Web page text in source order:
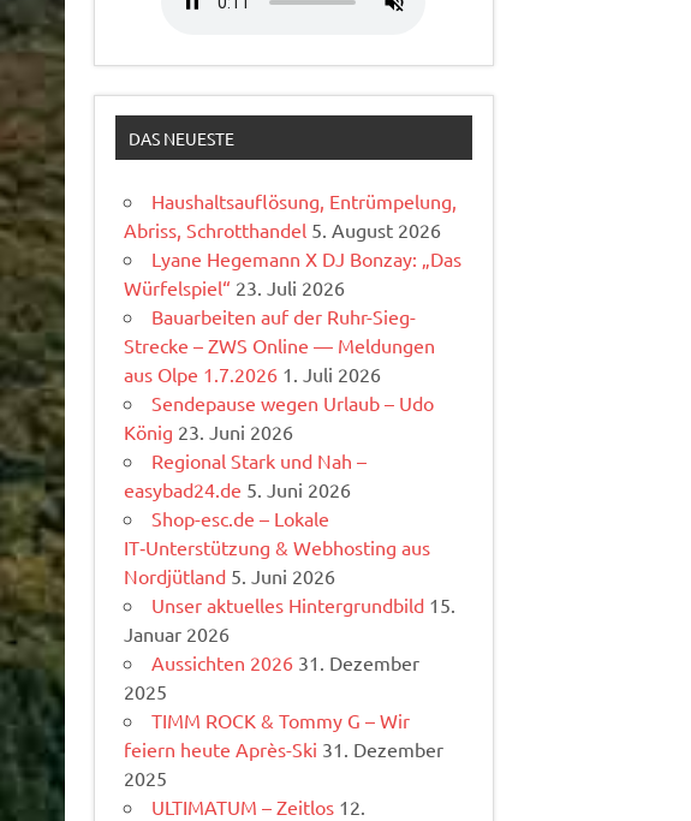
DAS NEUESTE
Haushaltsauflösung, Entrümpelung,
Abriss, Schrotthandel 5. August 2026
Lyane Hegemann X DJ Bonzay: „Das
Würfelspiel“ 23. Juli 2026
Bauarbeiten auf der Ruhr-Sieg-
Strecke – ZWS Online — Meldungen
aus Olpe 1.7.2026 1. Juli 2026
Sendepause wegen Urlaub – Udo
König 23. Juni 2026
Regional Stark und Nah –
easybad24.de 5. Juni 2026
Shop-esc.de – Lokale
IT‑Unterstützung & Webhosting aus
Nordjütland 5. Juni 2026
Unser aktuelles Hintergrundbild 15.
Januar 2026
Aussichten 2026 31. Dezember
2025
TIMM ROCK & Tommy G – Wir
feiern heute Après-Ski 31. Dezember
2025
ULTIMATUM – Zeitlos 12.